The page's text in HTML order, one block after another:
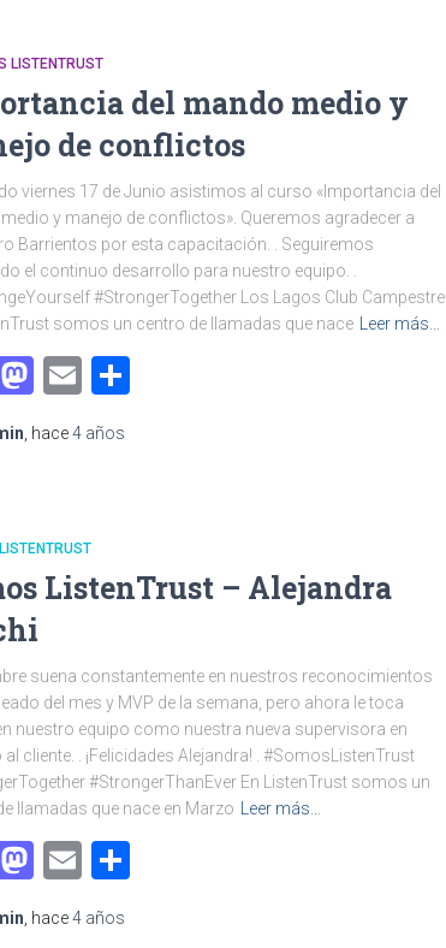
LISTENTRUST
del mando medio y
de conflictos
viernes 17 de Junio asistimos al curso «Importancia del
y manejo de conflictos». Queremos agradecer a
Barrientos por esta capacitación. . Seguiremos
el continuo desarrollo para nuestro equipo. .
#StrongerTogether Los Lagos Club Campestre
somos un centro de llamadas que nace
Leer más…
Mastodon
Email
, hace4 años
ListenTrust – Alejandra
suena constantemente en nuestros reconocimientos
del mes y MVP de la semana, pero ahora le toca
nuestro equipo como nuestra nueva supervisora en
cliente. . ¡Felicidades Alejandra! . #SomosListenTrust
#StrongerThanEver En ListenTrust somos un
llamadas que nace en Marzo
Leer más…
Mastodon
Email
, hace4 años